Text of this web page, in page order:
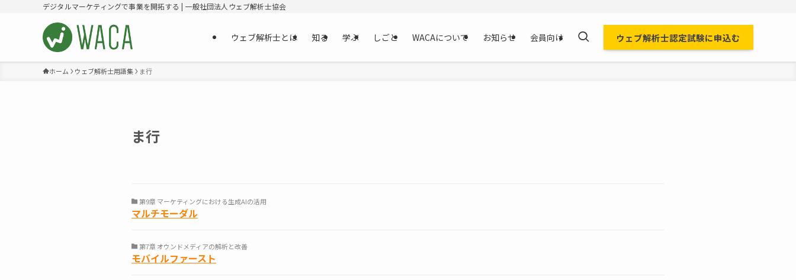
デジタルマーケティングで事業を開拓する | 一般社団法人ウェブ解析士協会
ウェブ解析士とは 知る 学ぶ しごと WACAについて お知らせ 会員向け ウェブ解析士認定試験に申込む
ホーム ウェブ解析士用語集 ま行
ま行
第9章 マーケティングにおける生成AIの活用
マルチモーダル
第7章 オウンドメディアの解析と改善
モバイルファースト